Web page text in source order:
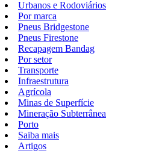
Urbanos e Rodoviários
Por marca
Pneus Bridgestone
Pneus Firestone
Recapagem Bandag
Por setor
Transporte
Infraestrutura
Agrícola
Minas de Superfície
Mineração Subterrânea
Porto
Saiba mais
Artigos